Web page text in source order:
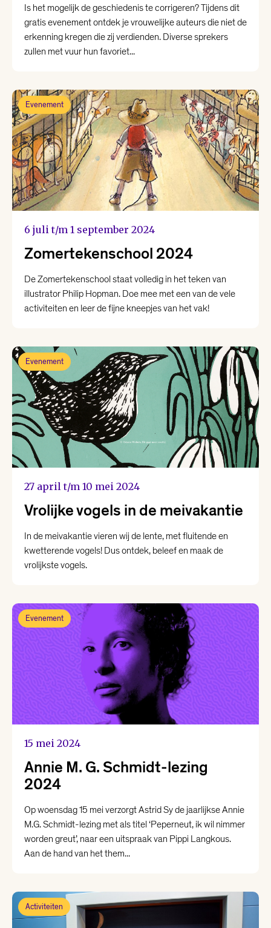
Is het mogelijk de geschiedenis te corrigeren? Tijdens dit
gratis evenement ontdek je vrouwelijke auteurs die niet de
erkenning kregen die zij verdienden. Diverse sprekers
zullen met vuur hun favoriet...
Evenement
6 juli t/m 1 september 2024
Zomertekenschool 2024
De Zomertekenschool staat volledig in het teken van
illustrator Philip Hopman. Doe mee met een van de vele
activiteiten en leer de fijne kneepjes van het vak!
Evenement
27 april t/m 10 mei 2024
Vrolijke vogels in de meivakantie
In de meivakantie vieren wij de lente, met fluitende en
kwetterende vogels! Dus ontdek, beleef en maak de
vrolijkste vogels.
Evenement
15 mei 2024
Annie M. G. Schmidt-lezing
2024
Op woensdag 15 mei verzorgt Astrid Sy de jaarlijkse Annie
M.G. Schmidt-lezing met als titel ‘Peperneut, ik wil nimmer
worden greut’, naar een uitspraak van Pippi Langkous.
Aan de hand van het them...
Activiteiten